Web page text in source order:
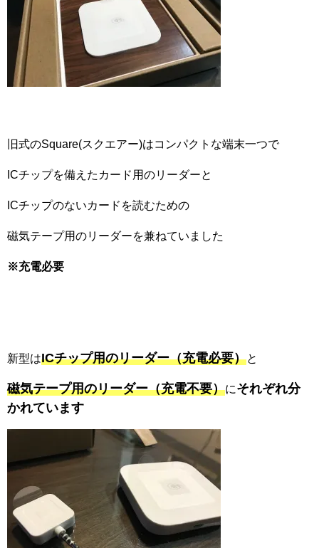
旧式のSquare(スクエアー)はコンパクトな端末一つで
ICチップを備えたカード用のリーダーと
ICチップのないカードを読むための
磁気テープ用のリーダーを兼ねていました
※充電必要
新型はICチップ用のリーダー（充電必要）と
磁気テープ用のリーダー（充電不要）にそれぞれ分
かれています